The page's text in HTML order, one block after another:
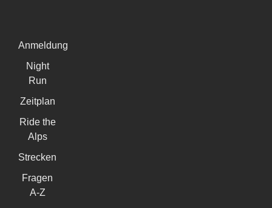
Anmeldung
Night
Run
Zeitplan
Ride the
Alps
Strecken
Fragen
A-Z